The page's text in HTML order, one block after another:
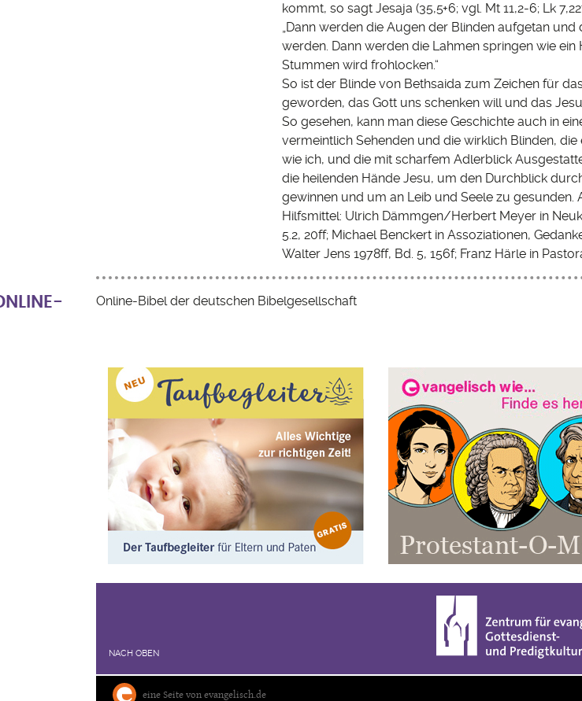
kommt, so sagt Jesaja (35,5+6; vgl. Mt 11,2-6; Lk
„Dann werden die Augen der Blinden aufgetan
werden. Dann werden die Lahmen springen wie
Stummen wird frohlocken.“
So ist der Blinde von Bethsaida zum Zeichen für
geworden, das Gott uns schenken will und das
So gesehen, kann man diese Geschichte auch in
vermeintlich Sehenden und die wirklich Blinden,
wie ich, und die mit scharfem Adlerblick
die heilenden Hände Jesu, um den Durchblick
gewinnen und um an Leib und Seele zu gesunden.
Hilfsmittel: Ulrich Dämmgen/Herbert Meyer in
5.2, 20ff; Michael Benckert in Assoziationen,
Walter Jens 1978ff, Bd. 5, 156f; Franz Härle in
Online-Bibel der deutschen Bibelgesellschaft
NACH OBEN
eine Seite von evangelisch.de